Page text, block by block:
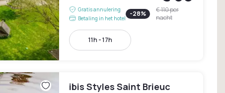
Gratis annulering
Betaling in het hotel
-28% € 110per
nacht
11h - 17h
ibis Styles Saint Brieuc